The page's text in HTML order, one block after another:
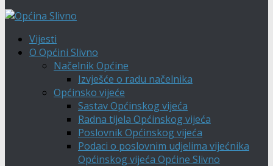
Vijesti
O Općini Slivno
Načelnik Općine
Izvješće o radu načelnika
Općinsko vijeće
Sastav Općinskog vijeća
Radna tijela Općinskog vijeća
Poslovnik Općinskog vijeća
Podaci o poslovnim udjelima vijećnika
Općinskog vijeća Općine Slivno